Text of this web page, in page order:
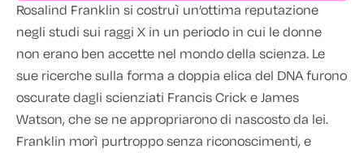
Rosalind Franklin si costruì un’ottima reputazione
negli studi sui raggi X in un periodo in cui le donne
non erano ben accette nel mondo della scienza. Le
sue ricerche sulla forma a doppia elica del DNA furono
oscurate dagli scienziati Francis Crick e James
Watson, che se ne appropriarono di nascosto da lei.
Franklin morì purtroppo senza riconoscimenti, e